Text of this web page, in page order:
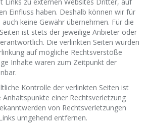
Einfluss haben. Deshalb können wir für
keine Gewähr übernehmen. Für die
ist stets der jeweilige Anbieter oder
Die verlinkten Seiten wurden
auf mögliche Rechtsverstöße
Inhalte waren zum Zeitpunkt der
Kontrolle der verlinkten Seiten ist
einer Rechtsverletzung
von Rechtsverletzungen
umgehend entfernen.